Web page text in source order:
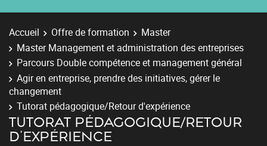
Accueil Offre de formation
Master
Master Management et administration des entreprises
Parcours Double compétence et management général
Agir en entreprise, prendre des initiatives, gérer le
changement
Tutorat pédagogique/Retour d'expérience
TUTORAT PÉDAGOGIQUE/RETOUR
D'EXPÉRIENCE